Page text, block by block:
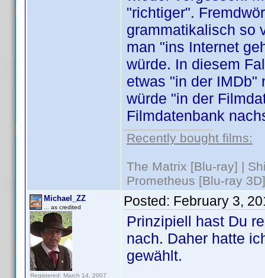
"richtiger".
grammatikalisch so
man "ins Internet
würde. In diesem
etwas "in der IMDb"
würde "in der
Filmdatenbank
Recently bought films:
The Matrix [Blu-ray] |
Prometheus [Blu-ray
Michael_ZZ
... as credited
Registered: March 14, 2007
Posted: February 3,
Prinzipiell hast Du
nach. Daher hatte
gewählt.